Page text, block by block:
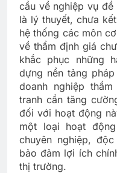
cầu về nghiệp vụ
là lý thuyết, chưa
hệ thống các môn
về thẩm định giá
khắc phục những
dựng nền tảng
doanh nghiệp
tranh cần tăng
đối với hoạt động
một loại hoạt
chuyên nghiệp,
bảo đảm lợi ích
thị trường.